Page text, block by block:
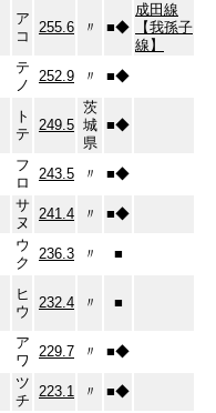
ア
コ
255.6 〃 ■◆
成田線
【我孫子
線】
テ
ノ
252.9 〃 ■◆
ト
テ
249.5
茨
城
県
■◆
フ
ロ
243.5 〃 ■◆
サ
ヌ
241.4 〃 ■◆
ウ
ク
236.3 〃 ■
ヒ
ウ
232.4 〃 ■
ア
ワ
229.7 〃 ■◆
ツ
チ
223.1 〃 ■◆